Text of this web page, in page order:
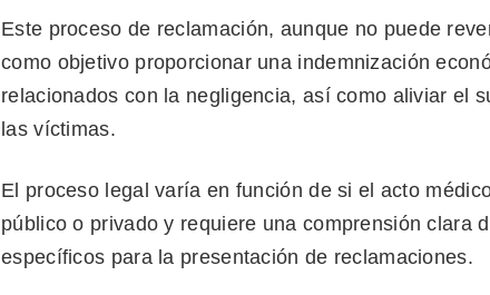
Este proceso de reclamación, aunque no puede
como objetivo proporcionar una indemnización
relacionados con la negligencia, así como aliviar el
las víctimas.
El proceso legal varía en función de si el acto
público o privado y requiere una comprensión clara
específicos para la presentación de reclamaciones.